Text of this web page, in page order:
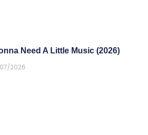
Need A Little Music (2026)
2026